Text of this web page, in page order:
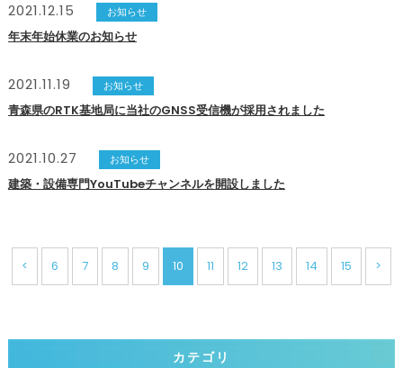
2021.12.15 お知らせ
年末年始休業のお知らせ
2021.11.19 お知らせ
青森県のRTK基地局に当社のGNSS受信機が採用されました
2021.10.27 お知らせ
建築・設備専門YouTubeチャンネルを開設しました
< 6 7 8 9 10 11 12 13 14 15 >
カテゴリ